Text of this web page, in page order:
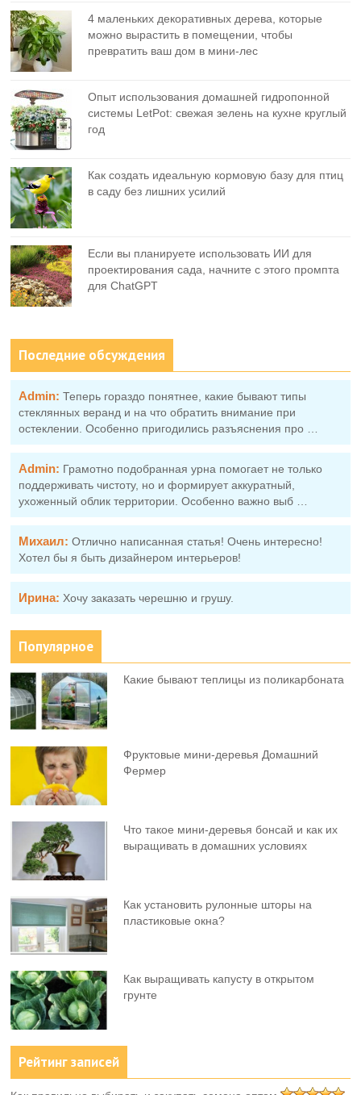
4 маленьких декоративных дерева, которые
можно вырастить в помещении, чтобы
превратить ваш дом в мини-лес
Опыт использования домашней гидропонной
системы LetPot: свежая зелень на кухне круглый
год
Как создать идеальную кормовую базу для птиц
в саду без лишних усилий
Если вы планируете использовать ИИ для
проектирования сада, начните с этого промпта
для ChatGPT
Последние обсуждения
Admin: Теперь гораздо понятнее, какие бывают типы
стеклянных веранд и на что обратить внимание при
остеклении. Особенно пригодились разъяснения про …
Admin: Грамотно подобранная урна помогает не только
поддерживать чистоту, но и формирует аккуратный,
ухоженный облик территории. Особенно важно выб …
Михаил: Отлично написанная статья! Очень интересно!
Хотел бы я быть дизайнером интерьеров!
Ирина: Хочу заказать черешню и грушу.
Популярное
Какие бывают теплицы из поликарбоната
Фруктовыe мини-деревья Домашний
Фермер
Что такое мини-деревья бонсай и как их
выращивать в домашних условиях
Как установить рулонные шторы на
пластиковые окна?
Как выращивать капусту в открытом
грунте
Рейтинг записей